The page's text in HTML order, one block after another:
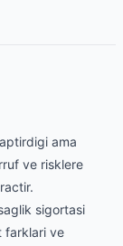
ama
ve risklere
sigortasi
farklari ve